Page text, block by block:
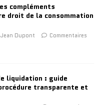
compléments
droit de la consommation
Jean Dupont
Commentaires
liquidation : guide
transparente et